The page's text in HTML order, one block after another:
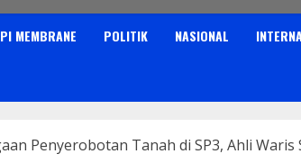
MEMBRANE POLITIK NASIONAL
Penyerobotan Tanah di SP3, Ahli